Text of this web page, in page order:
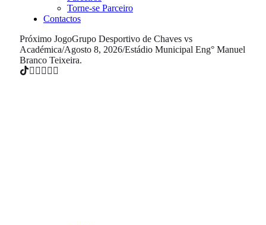
Torne-se Parceiro
Contactos
Próximo JogoGrupo Desportivo de Chaves vs
Académica/Agosto 8, 2026/Estádio Municipal Eng° Manuel
Branco Teixeira.